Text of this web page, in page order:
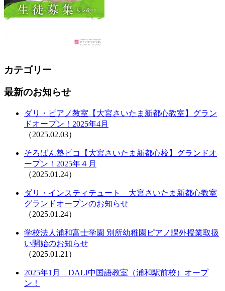
カテゴリー
最新のお知らせ
ダリ・ピアノ教室【大宮さいたま新都心教室】グラン
ドオープン！2025年4月
（2025.02.03）
そろばん塾ピコ【大宮さいたま新都心校】グランドオ
ープン！2025年４月
（2025.01.24）
ダリ・インスティテュート 大宮さいたま新都心教室
グランドオープンのお知らせ
（2025.01.24）
学校法人浦和富士学園 別所幼稚園ピアノ課外授業取扱
い開始のお知らせ
（2025.01.21）
2025年1月 DALI中国語教室（浦和駅前校）オープ
ン！